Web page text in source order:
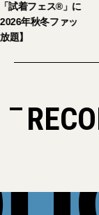
2026年9月5日・6
読者の皆さまをご
ション＆美容アイテ